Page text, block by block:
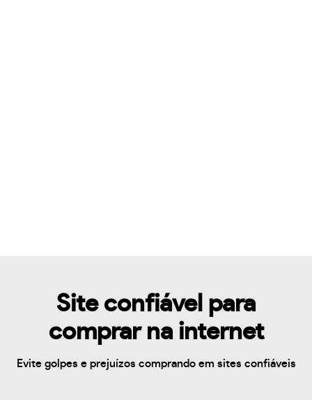
Site confiável para
comprar na internet
Evite golpes e prejuízos comprando em sites confiáveis